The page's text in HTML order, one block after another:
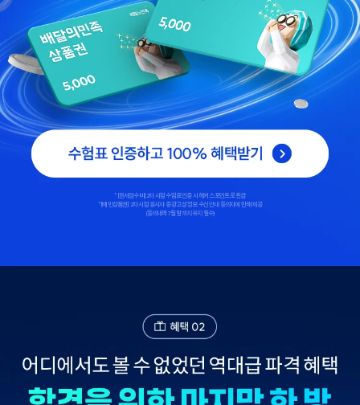
*[원서접수비] 2차 시험 수험표 인증 시 해커스 포인트로 환급
*[배민상품권] 2차 시험 응시자 중 광고성 정보 수신 안내 동의자에 한해 제공
(동의내역 7월 말까지 유지 필수)